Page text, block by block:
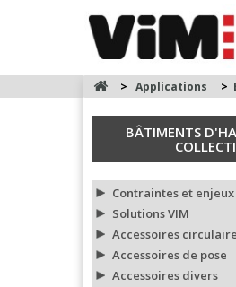
> Applications >
BÂTIMENTS
Contraintes et enjeux
Solutions VIM
Accessoires
Accessoires de pose
Accessoires divers